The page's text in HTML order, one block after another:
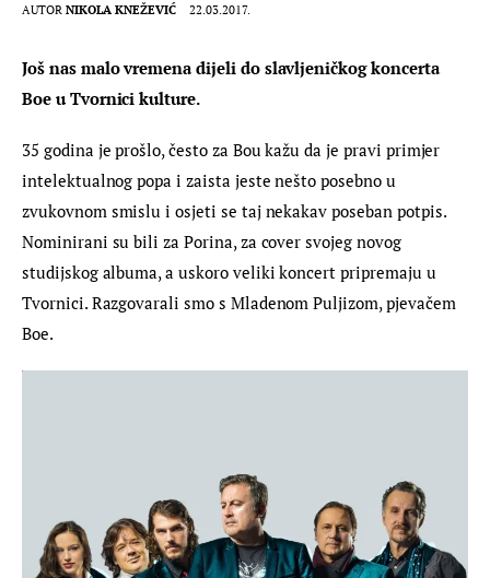
AUTOR NIKOLA KNEŽEVIĆ 22.03.2017.
Još nas malo vremena dijeli do slavljeničkog koncerta
Boe u Tvornici kulture.
35 godina je prošlo, često za Bou kažu da je pravi primjer
intelektualnog popa i zaista jeste nešto posebno u
zvukovnom smislu i osjeti se taj nekakav poseban potpis.
Nominirani su bili za Porina, za cover svojeg novog
studijskog albuma, a uskoro veliki koncert pripremaju u
Tvornici. Razgovarali smo s Mladenom Puljizom, pjevačem
Boe.